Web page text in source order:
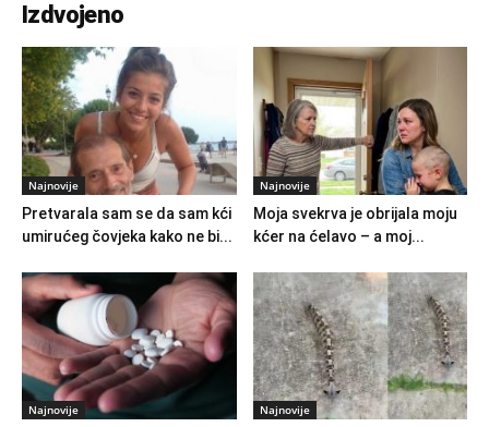
Izdvojeno
Najnovije
Pretvarala sam se da sam kći
umirućeg čovjeka kako ne bi...
Najnovije
Moja svekrva je obrijala moju
kćer na ćelavo – a moj...
Najnovije Najnovije